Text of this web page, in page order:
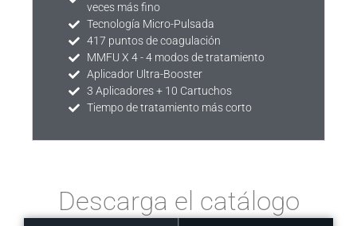
veces más fino
Tecnología Micro-Pulsada
417 puntos de coagulación
MMFU X 4 - 4 modos de tratamiento
Aplicador Ultra-Booster
3 Aplicadores + 10 Cartuchos
Tiempo de tratamiento más corto
Descarga el catálogo